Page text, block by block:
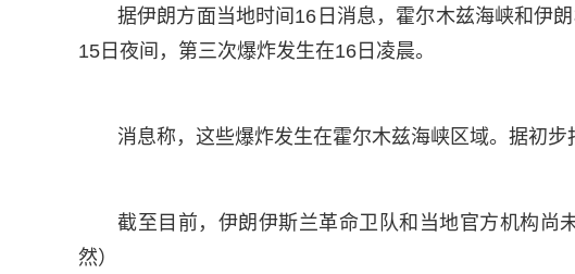
据伊朗方面当地时间16日消息，霍尔木兹海峡和伊
15日夜间，第三次爆炸发生在16日凌晨。
消息称，这些爆炸发生在霍尔木兹海峡区域。据初
截至目前，伊朗伊斯兰革命卫队和当地官方机构尚
然）